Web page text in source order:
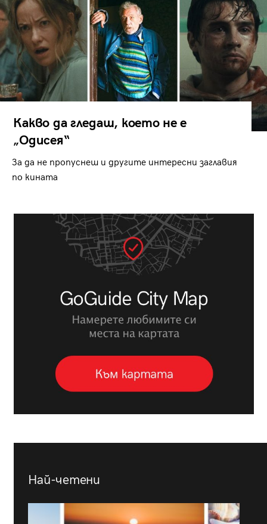
Какво да гледаш, което не е
„Одисея“
За да не пропуснеш и другите интересни заглавия
по кината
Най-четени